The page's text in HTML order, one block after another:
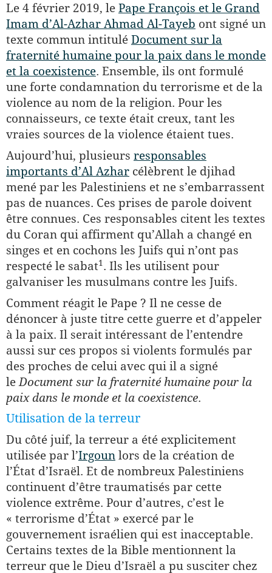
Le 4 février 2019, le Pape François et le Grand
Imam d’Al-Azhar Ahmad Al-Tayeb ont signé un
texte commun intitulé Document sur la
fraternité humaine pour la paix dans le monde
et la coexistence. Ensemble, ils ont formulé
une forte condamnation du terrorisme et de la
violence au nom de la religion. Pour les
connaisseurs, ce texte était creux, tant les
vraies sources de la violence étaient tues.
Aujourd’hui, plusieurs responsables
importants d’Al Azhar célèbrent le djihad
mené par les Palestiniens et ne s’embarrassent
pas de nuances. Ces prises de parole doivent
être connues. Ces responsables citent les textes
du Coran qui affirment qu’Allah a changé en
singes et en cochons les Juifs qui n’ont pas
respecté le sabat​1​ . Ils les utilisent pour
galvaniser les musulmans contre les Juifs.
Comment réagit le Pape ? Il ne cesse de
dénoncer à juste titre cette guerre et d’appeler
à la paix. Il serait intéressant de l’entendre
aussi sur ces propos si violents formulés par
des proches de celui avec qui il a signé
le Document sur la fraternité humaine pour la
paix dans le monde et la coexistence.
Utilisation de la terreur
Du côté juif, la terreur a été explicitement
utilisée par l’Irgoun lors de la création de
l’État d’Israël. Et de nombreux Palestiniens
continuent d’être traumatisés par cette
violence extrême. Pour d’autres, c’est le
« terrorisme d’État » exercé par le
gouvernement israélien qui est inacceptable.
Certains textes de la Bible mentionnent la
terreur que le Dieu d’Israël a pu susciter chez